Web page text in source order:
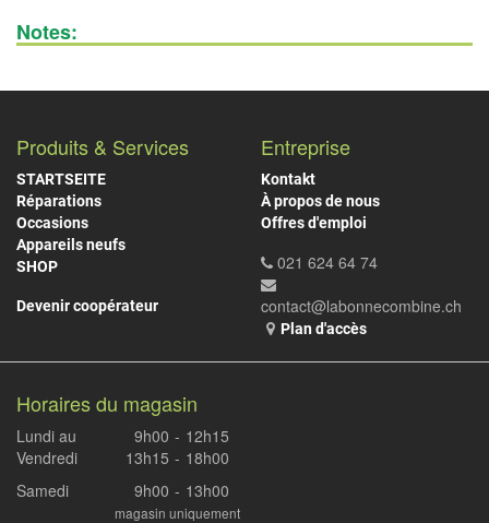
Notes:
Produits & Services
STARTSEITE
Réparations
Occasions
Appareils neufs
SHOP
Devenir coopérateur
Entreprise
Kontakt
À propos de nous
Offres d'emploi
021 624 64 74
contact@labonnecombine.ch
Plan d'accès
Horaires du magasin
Lundi au
Vendredi
9h00
13h15
-
-
12h15
18h00
Samedi
9h00 - 13h00
magasin uniquement